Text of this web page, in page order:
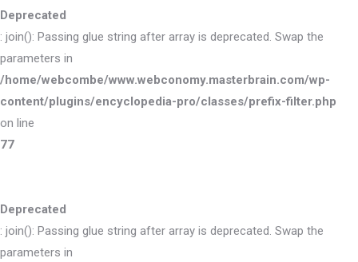
Deprecated
: join(): Passing glue string after array is deprecated. Swap the
parameters in
/home/webcombe/www.webconomy.masterbrain.com/wp-
content/plugins/encyclopedia-pro/classes/prefix-filter.php
on line
77
Deprecated
: join(): Passing glue string after array is deprecated. Swap the
parameters in